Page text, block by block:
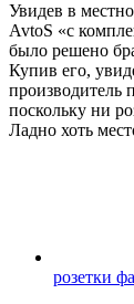
Увидев в
AvtoS «с
было решено
Купив его,
производитель
поскольку ни
Ладно хоть
розетки